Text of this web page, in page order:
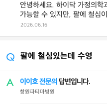
안녕하세요. 하이닥 가정의
가능할 수 있지만, 팔에 철심
라면 전문의 확인 후 시작하 ...
2026.06.16
팔에 철심있는데 수영
이이호 전문의 답변입니다.
창원파티마병원